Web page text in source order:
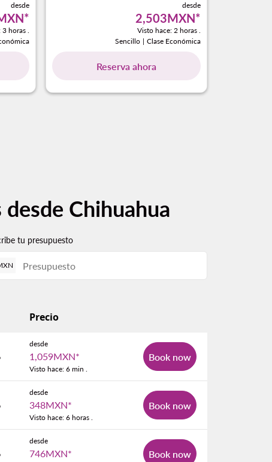
desde
*
3 horas .
desde
2,503MXN*
Visto hace: 2 horas .
Sencillo | Clase Económica
Reserva ahora
Chihuahua
tu presupuesto
Precio
desde
1,059MXN*
Visto hace: 6 min .
Book now
desde
348MXN*
Visto hace: 6 horas .
Book now
desde
746MXN* Book now